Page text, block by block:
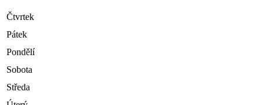
Čtvrtek
Pátek
Pondělí
Sobota
Středa